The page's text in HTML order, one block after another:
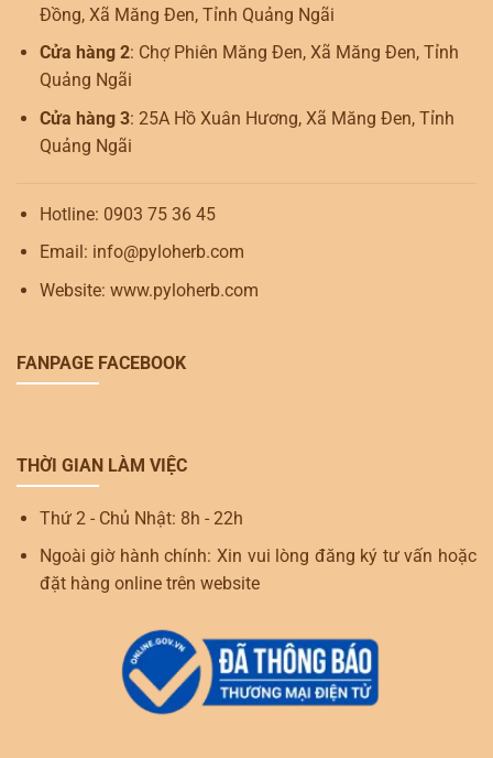
Đồng, Xã Măng Đen, Tỉnh Quảng Ngãi
Cửa hàng 2: Chợ Phiên Măng Đen, Xã Măng Đen, Tỉnh
Quảng Ngãi
Cửa hàng 3: 25A Hồ Xuân Hương, Xã Măng Đen, Tỉnh
Quảng Ngãi
Hotline: 0903 75 36 45
Email: info@pyloherb.com
Website: www.pyloherb.com
FANPAGE FACEBOOK
THỜI GIAN LÀM VIỆC
Thứ 2 - Chủ Nhật: 8h - 22h
Ngoài giờ hành chính: Xin vui lòng đăng ký tư vấn hoặc
đặt hàng online trên website